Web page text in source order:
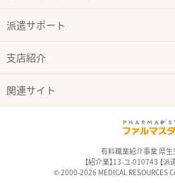
派遣サポート
支店紹介
関連サイト
有料職業紹介事業 厚
【紹介業】13-ユ-010743 【
© 2000-2026 MEDICAL RESOURCES